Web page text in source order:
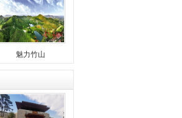
魅力竹山